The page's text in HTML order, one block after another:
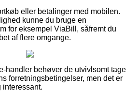
eller betalinger med mobilen.
kunne du bruge en
for eksempel ViaBill, såfremt du
af flere omgange.
handler behøver de utvivlsomt tage
forretningsbetingelser, men det er